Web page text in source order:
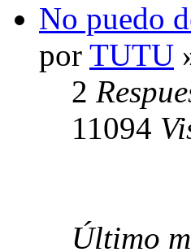
No puedo
por TUTU
2
11094
Último